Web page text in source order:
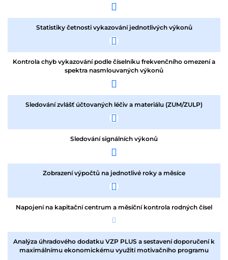
Statistiky četnosti vykazování jednotlivých výkonů
Kontrola chyb vykazování podle číselníku frekvenčního omezení a
spektra nasmlouvaných výkonů
Sledování zvlášť účtovaných léčiv a materiálu (ZUM/ZULP)
Sledování signálních výkonů
Zobrazení výpočtů na jednotlivé roky a měsíce
Napojení na kapitační centrum a měsíční kontrola rodných čísel
Analýza úhradového dodatku VZP PLUS a sestavení doporučení k
maximálnímu ekonomickému využití motivačního programu